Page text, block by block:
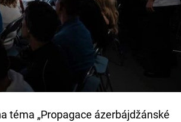
téma „Propagace ázerbájdžánské